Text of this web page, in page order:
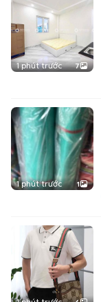
1 phút trước 7
1 phút trước 1